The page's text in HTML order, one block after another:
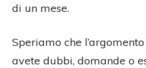
di un mese.
Speriamo che
avete dubbi, domande o